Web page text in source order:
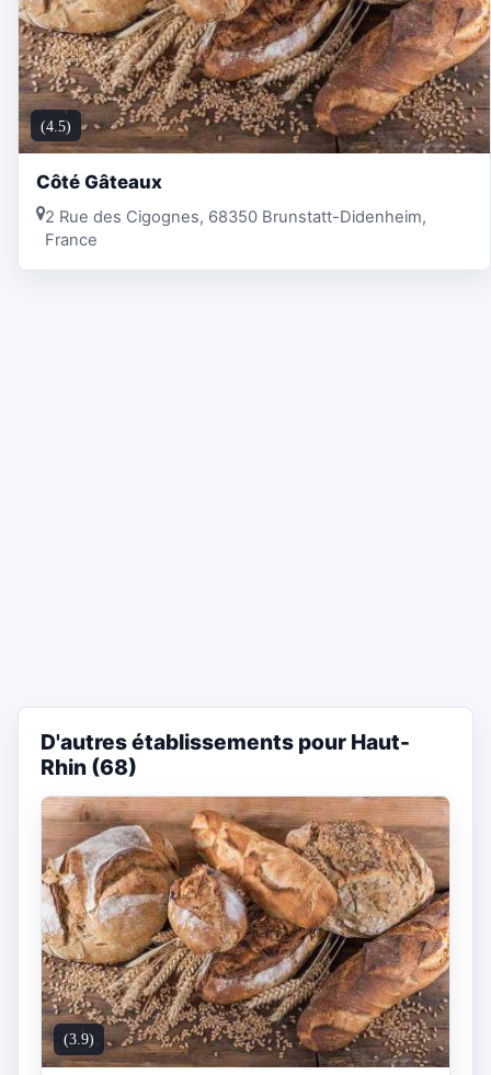
(4.5)
Côté Gâteaux
2 Rue des Cigognes, 68350 Brunstatt-Didenheim,
France
D'autres établissements pour Haut-
Rhin (68)
(3.9)